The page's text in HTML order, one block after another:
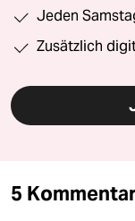
Jeden
Zusätzlich
5